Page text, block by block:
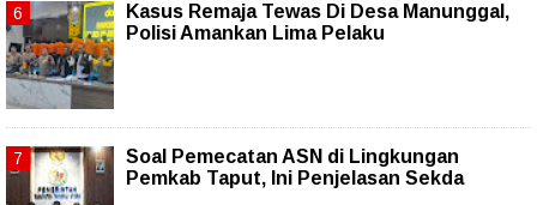
Kasus Remaja Tewas Di Desa Manunggal,
Polisi Amankan Lima Pelaku
Soal Pemecatan ASN di Lingkungan
Pemkab Taput, Ini Penjelasan Sekda